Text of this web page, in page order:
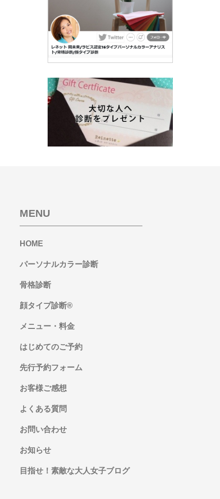
MENU
HOME
パーソナルカラー診断
骨格診断
顔タイプ診断®︎
メニュー・料金
はじめてのご予約
先行予約フォーム
お客様ご感想
よくある質問
お問い合わせ
お知らせ
目指せ！素敵な大人女子ブログ